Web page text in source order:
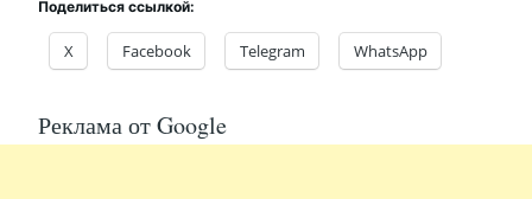
Поделиться ссылкой:
X Facebook Telegram WhatsApp
Реклама от Google